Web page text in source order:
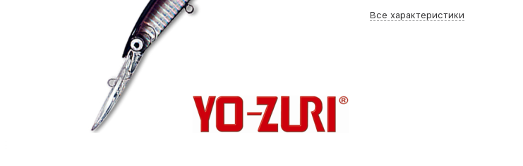
Все характеристики